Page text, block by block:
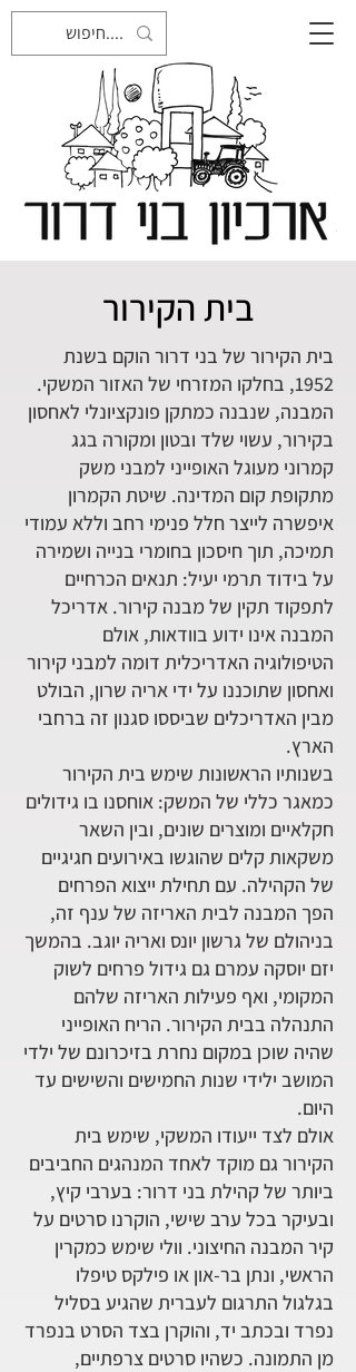
בית הקירור
בית הקירור של בני דרור הוקם בשנת
1952, בחלקו המזרחי של האזור המשקי.
המבנה, שנבנה כמתקן פונקציונלי לאחסון
בקירור, עשוי שלד ובטון ומקורה בגג
קמרוני מעוגל האופייני למבני משק
מתקופת קום המדינה. שיטת הקמרון
איפשרה לייצר חלל פנימי רחב וללא עמודי
תמיכה, תוך חיסכון בחומרי בנייה ושמירה
על בידוד תרמי יעיל: תנאים הכרחיים
לתפקוד תקין של מבנה קירור. אדריכל
המבנה אינו ידוע בוודאות, אולם
הטיפולוגיה האדריכלית דומה למבני קירור
ואחסון שתוכננו על ידי אריה שרון, הבולט
מבין האדריכלים שביססו סגנון זה ברחבי
הארץ.
בשנותיו הראשונות שימש בית הקירור
כמאגר כללי של המשק: אוחסנו בו גידולים
חקלאיים ומוצרים שונים, ובין השאר
משקאות קלים שהוגשו באירועים חגיגיים
של הקהילה. עם תחילת ייצוא הפרחים
הפך המבנה לבית האריזה של ענף זה,
בניהולם של גרשון יונס ואריה יוגב. בהמשך
יזם יוסקה עמרם גם גידול פרחים לשוק
המקומי, ואף פעילות האריזה שלהם
התנהלה בבית הקירור. הריח האופייני
שהיה שוכן במקום נחרת בזיכרונם של ילדי
המושב ילידי שנות החמישים והשישים עד
היום.
אולם לצד ייעודו המשקי, שימש בית
הקירור גם מוקד לאחד המנהגים החביבים
ביותר של קהילת בני דרור: בערבי קיץ,
ובעיקר בכל ערב שישי, הוקרנו סרטים על
קיר המבנה החיצוני. וולי שימש כמקרין
הראשי, ונתן בר-און או פילקס טיפלו
בגלגול התרגום לעברית שהגיע בסליל
נפרד ובכתב יד, והוקרן בצד הסרט בנפרד
מן התמונה. כשהיו סרטים צרפתיים,